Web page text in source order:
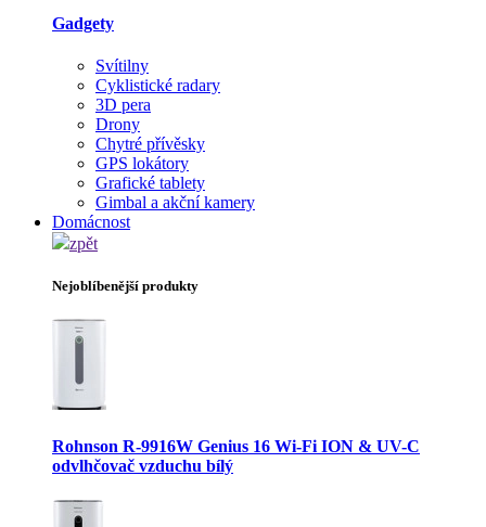
Gadgety
Svítilny
Cyklistické radary
3D pera
Drony
Chytré přívěsky
GPS lokátory
Grafické tablety
Gimbal a akční kamery
Domácnost
zpět
Nejoblíbenější produkty
Rohnson R-9916W Genius 16 Wi-Fi ION & UV-C
odvlhčovač vzduchu bílý